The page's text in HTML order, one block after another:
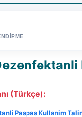
(Türkçe):
Paspas Kullanim